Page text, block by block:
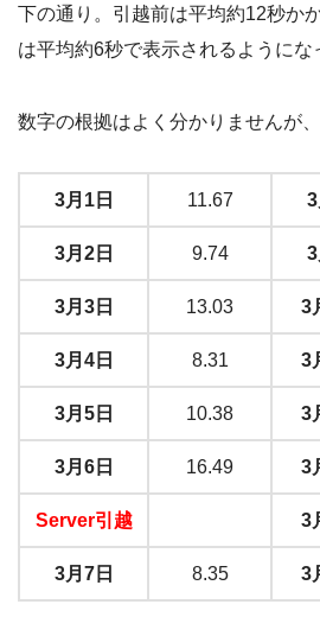
下の通り。引越前は平均約12秒か
は平均約6秒で表示されるようにな
数字の根拠はよく分かりませんが、
3月1日 11.67 3
3月2日 9.74 3
3月3日 13.03 3
3月4日 8.31 3
3月5日 10.38 3
3月6日 16.49 3
Server引越 3
3月7日 8.35 3